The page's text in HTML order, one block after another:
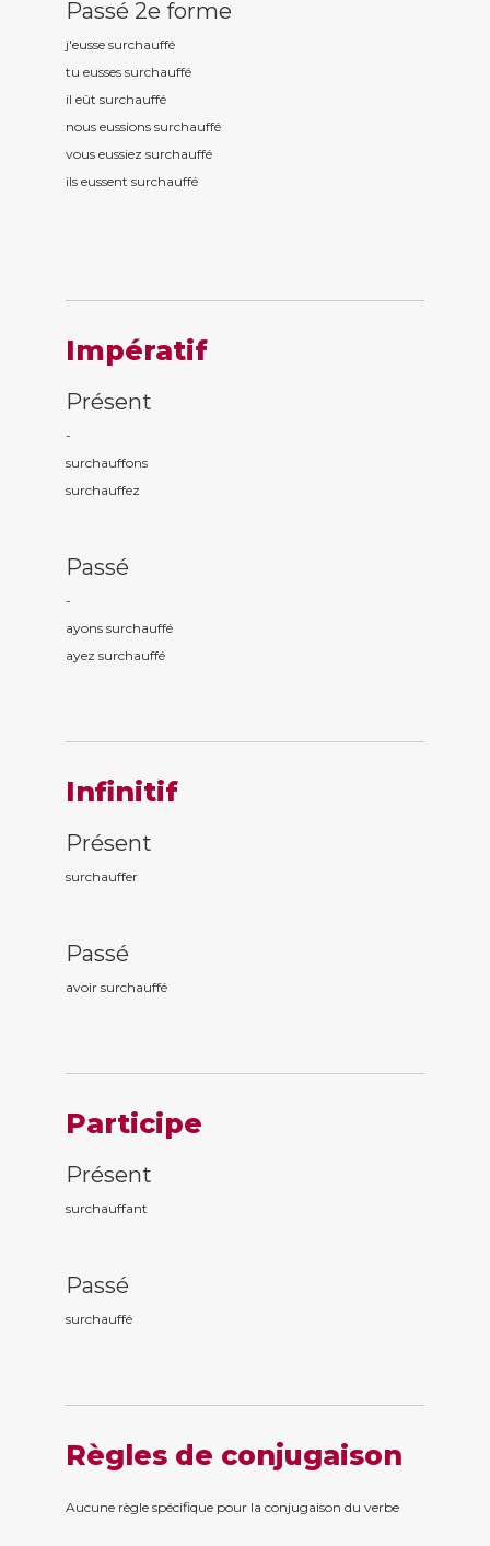
Passé 2e forme
j'eusse surchauffé
tu eusses surchauffé
il eût surchauffé
nous eussions surchauffé
vous eussiez surchauffé
ils eussent surchauffé
Impératif
Présent
-
surchauffons
surchauffez
Passé
-
ayons surchauffé
ayez surchauffé
Infinitif
Présent
surchauffer
Passé
avoir surchauffé
Participe
Présent
surchauffant
Passé
surchauffé
Règles de conjugaison
Aucune règle spécifique pour la conjugaison du verbe